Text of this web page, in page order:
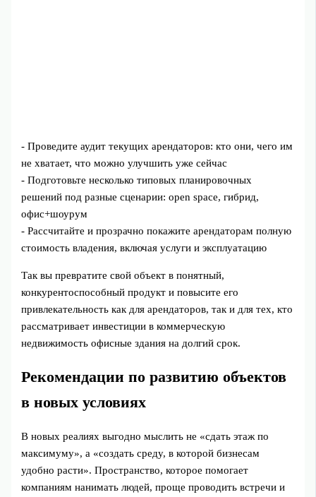
- Проведите аудит текущих арендаторов: кто они, чего им
не хватает, что можно улучшить уже сейчас
- Подготовьте несколько типовых планировочных
решений под разные сценарии: open space, гибрид,
офис+шоурум
- Рассчитайте и прозрачно покажите арендаторам полную
стоимость владения, включая услуги и эксплуатацию
Так вы превратите свой объект в понятный,
конкурентоспособный продукт и повысите его
привлекательность как для арендаторов, так и для тех, кто
рассматривает инвестиции в коммерческую
недвижимость офисные здания на долгий срок.
Рекомендации по развитию объектов
в новых условиях
В новых реалиях выгодно мыслить не «сдать этаж по
максимуму», а «создать среду, в которой бизнесам
удобно расти». Пространство, которое помогает
компаниям нанимать людей, проще проводить встречи и